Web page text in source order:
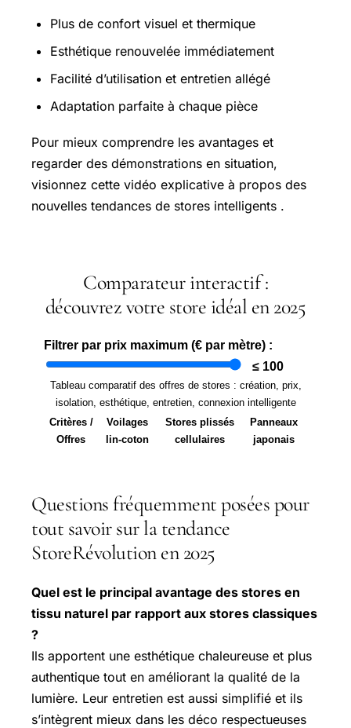
Plus de confort visuel et thermique
Esthétique renouvelée immédiatement
Facilité d’utilisation et entretien allégé
Adaptation parfaite à chaque pièce
Pour mieux comprendre les avantages et
regarder des démonstrations en situation,
visionnez cette vidéo explicative à propos des
nouvelles tendances de stores intelligents .
Comparateur interactif :
découvrez votre store idéal en 2025
Filtrer par prix maximum (€ par mètre) :
≤ 100
Tableau comparatif des offres de stores : création, prix,
isolation, esthétique, entretien, connexion intelligente
Critères /
Offres
Voilages
lin-coton
Stores plissés
cellulaires
Panneaux
japonais
Questions fréquemment posées pour
tout savoir sur la tendance
StoreRévolution en 2025
Quel est le principal avantage des stores en
tissu naturel par rapport aux stores classiques
?
Ils apportent une esthétique chaleureuse et plus
authentique tout en améliorant la qualité de la
lumière. Leur entretien est aussi simplifié et ils
s’intègrent mieux dans les déco respectueuses